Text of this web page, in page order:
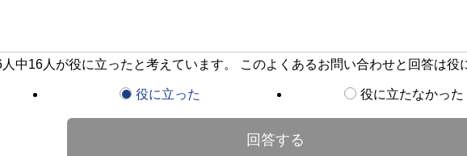
人中16人が役に立ったと考えています。 このよくあるお問い合わせと回答は役
役に立った 役に立たなかった